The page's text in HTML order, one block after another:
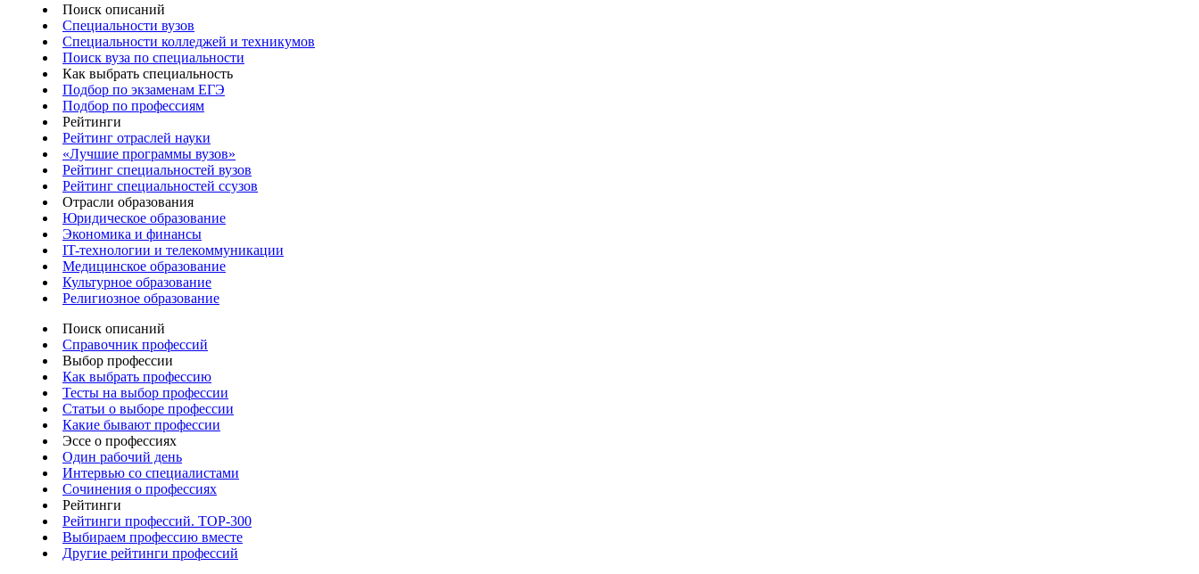
Поиск описаний
Специальности вузов
Специальности колледжей и техникумов
Поиск вуза по специальности
Как выбрать специальность
Подбор по экзаменам ЕГЭ
Подбор по профессиям
Рейтинги
Рейтинг отраслей науки
«Лучшие программы вузов»
Рейтинг специальностей вузов
Рейтинг специальностей ссузов
Отрасли образования
Юридическое образование
Экономика и финансы
IT-технологии и телекоммуникации
Медицинское образование
Культурное образование
Религиозное образование
Поиск описаний
Справочник профессий
Выбор профессии
Как выбрать профессию
Тесты на выбор профессии
Статьи о выборе профессии
Какие бывают профессии
Эссе о профессиях
Один рабочий день
Интервью со специалистами
Сочинения о профессиях
Рейтинги
Рейтинги профессий. TOP-300
Выбираем профессию вместе
Другие рейтинги профессий